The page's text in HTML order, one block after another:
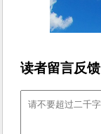
读者留言反